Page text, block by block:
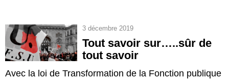
3 décembre 2019
Tout savoir sur…..sûr de
tout savoir
Avec la loi de Transformation de la Fonction publique